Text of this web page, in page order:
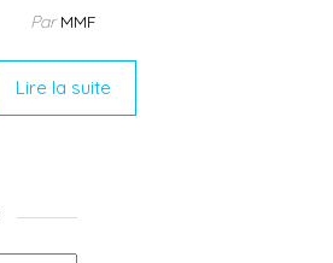
ParMMF
Lire la suite